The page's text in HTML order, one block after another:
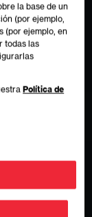
la base de un
(por ejemplo,
(por ejemplo, en
todas las
Política de